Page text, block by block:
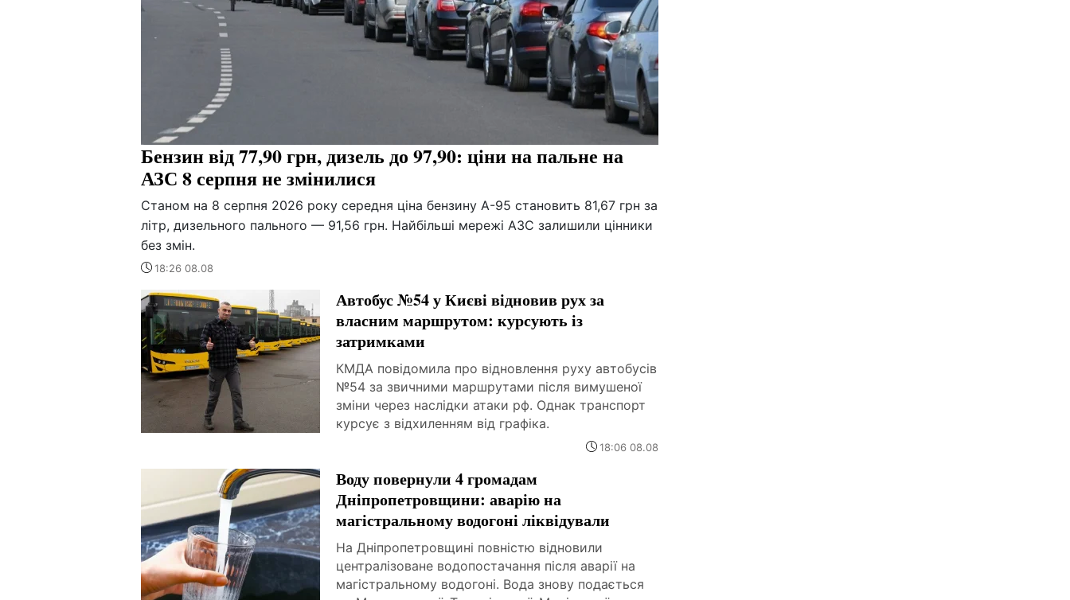
Бензин від 77,90 грн, дизель до 97,90: ціни на пальне на
АЗС 8 серпня не змінилися
Станом на 8 серпня 2026 року середня ціна бензину А-95 становить 81,67 грн за
літр, дизельного пального — 91,56 грн. Найбільші мережі АЗС залишили цінники
без змін.
18:26 08.08
Автобус №54 у Києві відновив рух за
власним маршрутом: курсують із
затримками
КМДА повідомила про відновлення руху автобусів
№54 за звичними маршрутами після вимушеної
зміни через наслідки атаки рф. Однак транспорт
курсує з відхиленням від графіка.
18:06 08.08
Воду повернули 4 громадам
Дніпропетровщини: аварію на
магістральному водогоні ліквідували
На Дніпропетровщині повністю відновили
централізоване водопостачання після аварії на
магістральному водогоні. Вода знову подається